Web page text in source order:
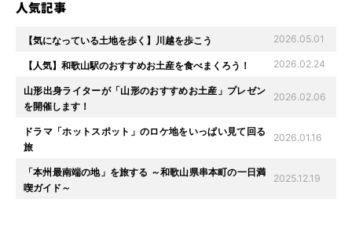
人気記事
【気になっている土地を歩く】川越を歩こう 2026.05.01
【人気】和歌山駅のおすすめお土産を食べまくろう！ 2026.02.24
山形出身ライターが「山形のおすすめお土産」プレゼン
を開催します！
2026.02.06
ドラマ「ホットスポット」のロケ地をいっぱい見て回る
旅
2026.01.16
「本州最南端の地」を旅する ～和歌山県串本町の一日満
喫ガイド～
2025.12.19